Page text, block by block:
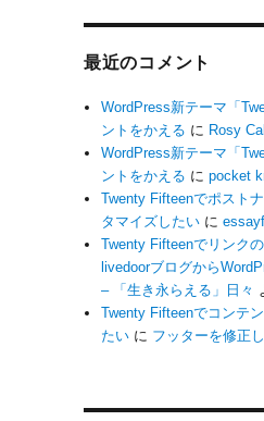
最近のコメント
WordPress新テーマ「
ントをかえる に Rosy
WordPress新テーマ「
ントをかえる にpocket
Twenty Fifteenでポスト
タマイズしたい に
Twenty Fifteenでリンク
livedoorブログから
– 「生き永らえる」日々
Twenty Fifteenでコンテ
たい に フッターを修正し